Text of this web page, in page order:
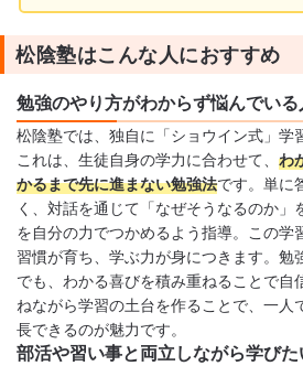
松陰塾はこんな人におすすめ
勉強のやり方がわからず悩んでいる
松陰塾では、独自に「ショウイン式」学
これは、生徒自身の学力に合わせて、 わ
かるまで先に進まない勉強法です。単に
く、対話を通じて「なぜそうなるのか」
を自分の力でつかめるよう指導。この学
習慣が育ち、学ぶ力が身につきます。勉
でも、わかる喜びを積み重ねることで自
ねながら学習の土台を作ることで、一人
長できるのが魅力です。
部活や習い事と両立しながら学びた